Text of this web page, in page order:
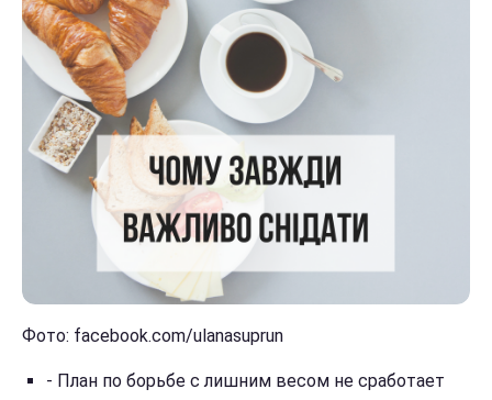
Фото: facebook.com/ulanasuprun
- План по борьбе с лишним весом не сработает